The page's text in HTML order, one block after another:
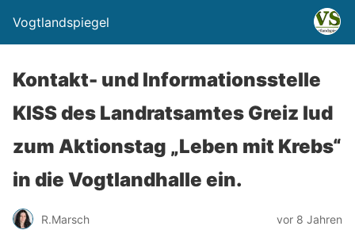
Vogtlandspiegel
Kontakt- und Informationsstelle
KISS des Landratsamtes Greiz lud
zum Aktionstag „Leben mit Krebs“
in die Vogtlandhalle ein.
R.Marsch vor 8 Jahren